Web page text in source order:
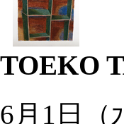
TOEKO
6月1日（